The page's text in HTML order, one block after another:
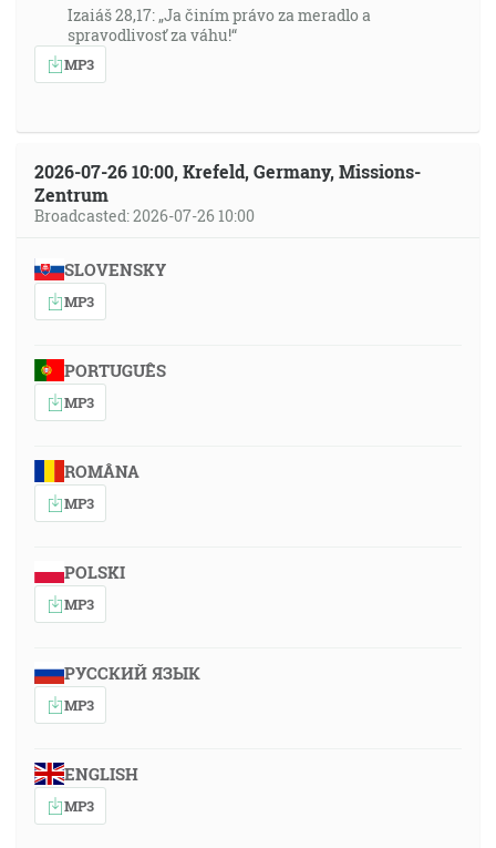
Izaiáš 28,17: „Ja činím právo za meradlo a
spravodlivosť za váhu!“
MP3
2026-07-26 10:00, Krefeld, Germany, Missions-
Zentrum
Broadcasted: 2026-07-26 10:00
SLOVENSKY
MP3
PORTUGUÊS
MP3
ROMÂNA
MP3
POLSKI
MP3
РУССКИЙ ЯЗЫК
MP3
ENGLISH
MP3